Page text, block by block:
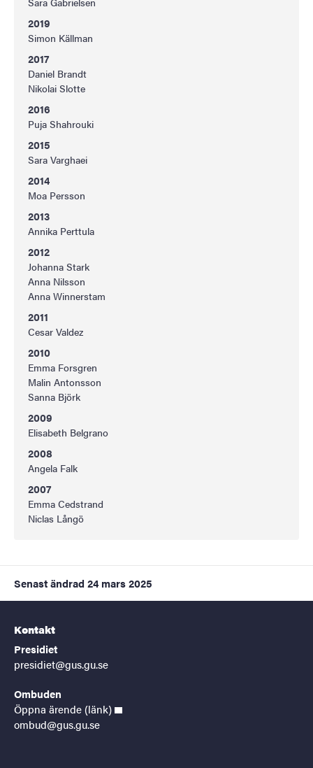
2019
Simon Källman
2017
Daniel Brandt
Nikolai Slotte
2016
Puja Shahrouki
2015
Sara Varghaei
2014
Moa Persson
2013
Annika Perttula
2012
Johanna Stark
Anna Nilsson
Anna Winnerstam
2011
Cesar Valdez
2010
Emma Forsgren
Malin Antonsson
Sanna Björk
2009
Elisabeth Belgrano
2008
Angela Falk
2007
Emma Cedstrand
Niclas Långö
Senast ändrad 24 mars 2025
Kontakt
Presidiet
presidiet@gus.gu.se
Ombuden
Öppna ärende (länk)
ombud@gus.gu.se